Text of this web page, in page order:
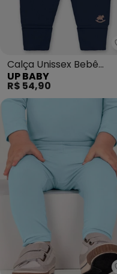
Calça Unissex Bebê
Suedine (Azul)
UP BABY
R$ 54,90